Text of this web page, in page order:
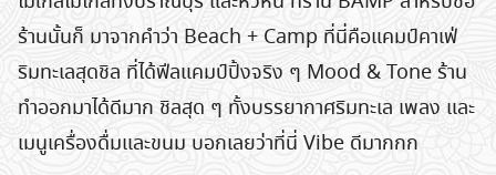
ร้านนั้นก็ มาจากคำว่า Beach + Camp ที่นี่คือแคมป์คาเฟ่
ริมทะเลสุดชิล ที่ได้ฟีลแคมป์ปิ้งจริง ๆ Mood & Tone ร้าน
ทำออกมาได้ดีมาก ชิลสุด ๆ ทั้งบรรยากาศริมทะเล เพลง และ
เมนูเครื่องดื่มและขนม บอกเลยว่าที่นี่ Vibe ดีมากกก